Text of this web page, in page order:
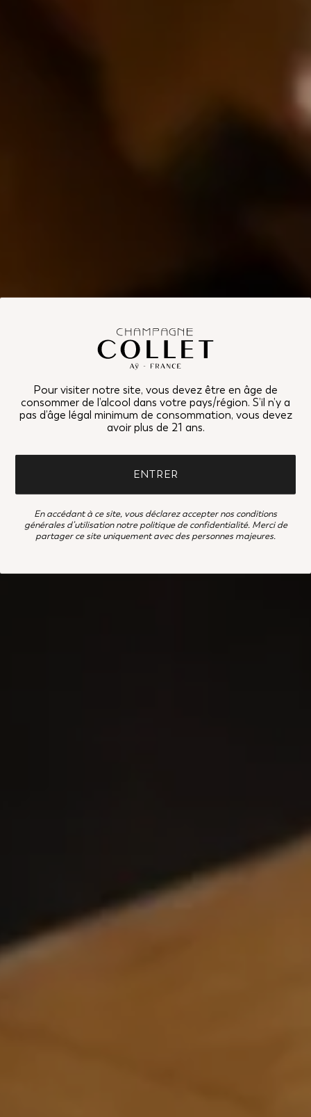
Pour visiter notre site, vous devez être en âge de
consommer de l’alcool dans votre pays/région. S’il n’y a
pas d’âge légal minimum de consommation, vous devez
avoir plus de 21 ans.
ENTRER
En accédant à ce site, vous déclarez accepter nos conditions
générales d’utilisation notre politique de confidentialité. Merci de
partager ce site uniquement avec des personnes majeures.